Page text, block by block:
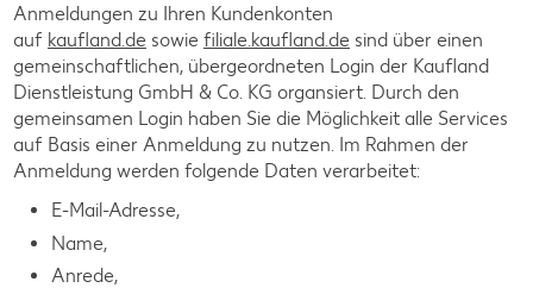
Anmeldungen zu Ihren Kundenkonten
auf kaufland.de sowie filiale.kaufland.de sind über einen
gemeinschaftlichen, übergeordneten Login der Kaufland
Dienstleistung GmbH & Co. KG organsiert. Durch den
gemeinsamen Login haben Sie die Möglichkeit alle Services
auf Basis einer Anmeldung zu nutzen. Im Rahmen der
Anmeldung werden folgende Daten verarbeitet:
E-Mail-Adresse,
Name,
Anrede,